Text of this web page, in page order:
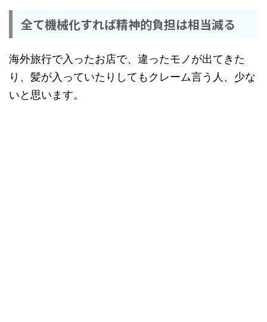
全て機械化すれば精神的負担は相当減る
海外旅行で入ったお店で、違ったモノが出てきた
り、髪が入っていたりしてもクレーム言う人、少な
いと思います。